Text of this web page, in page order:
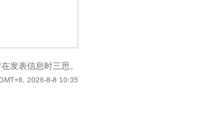
发表信息时三思。
2026-8-8 10:35